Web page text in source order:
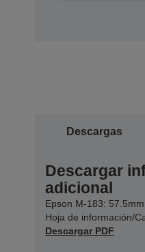
Descargas
Descargar
adicional
Epson M-183:
Hoja de información/
Descargar PDF